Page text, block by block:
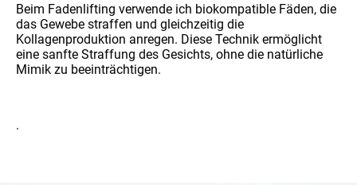
Beim Fadenlifting verwende ich biokompatible Fäden, die
das Gewebe straffen und gleichzeitig die
Kollagenproduktion anregen. Diese Technik ermöglicht
eine sanfte Straffung des Gesichts, ohne die natürliche
Mimik zu beeinträchtigen.
.